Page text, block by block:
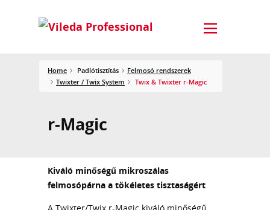
Home Padlótisztítás
Felmosó rendszerek
Twixter / Twix System
Twix & Twixter r-Magic
r-Magic
Kiváló minőségű mikroszálas
felmosópárna a tökéletes tisztaságért